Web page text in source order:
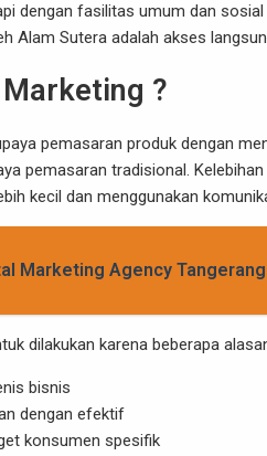
dengan fasilitas umum dan
Alam Sutera adalah akses
?
pemasaran produk dengan
pemasaran tradisional.
kecil dan menggunakan
Marketing Agency
dilakukan karena beberapa
bisnis
dengan efektif
konsumen spesifik